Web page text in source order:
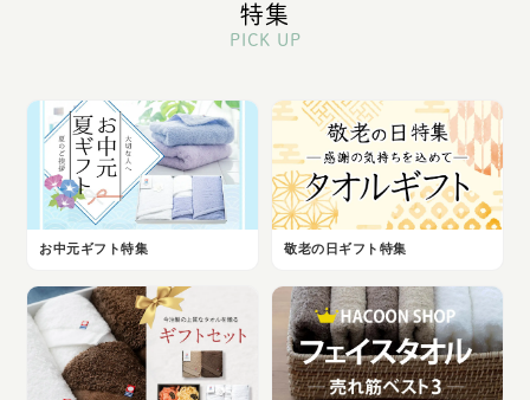
特集
PICK UP
お中元ギフト特集 敬老の日ギフト特集